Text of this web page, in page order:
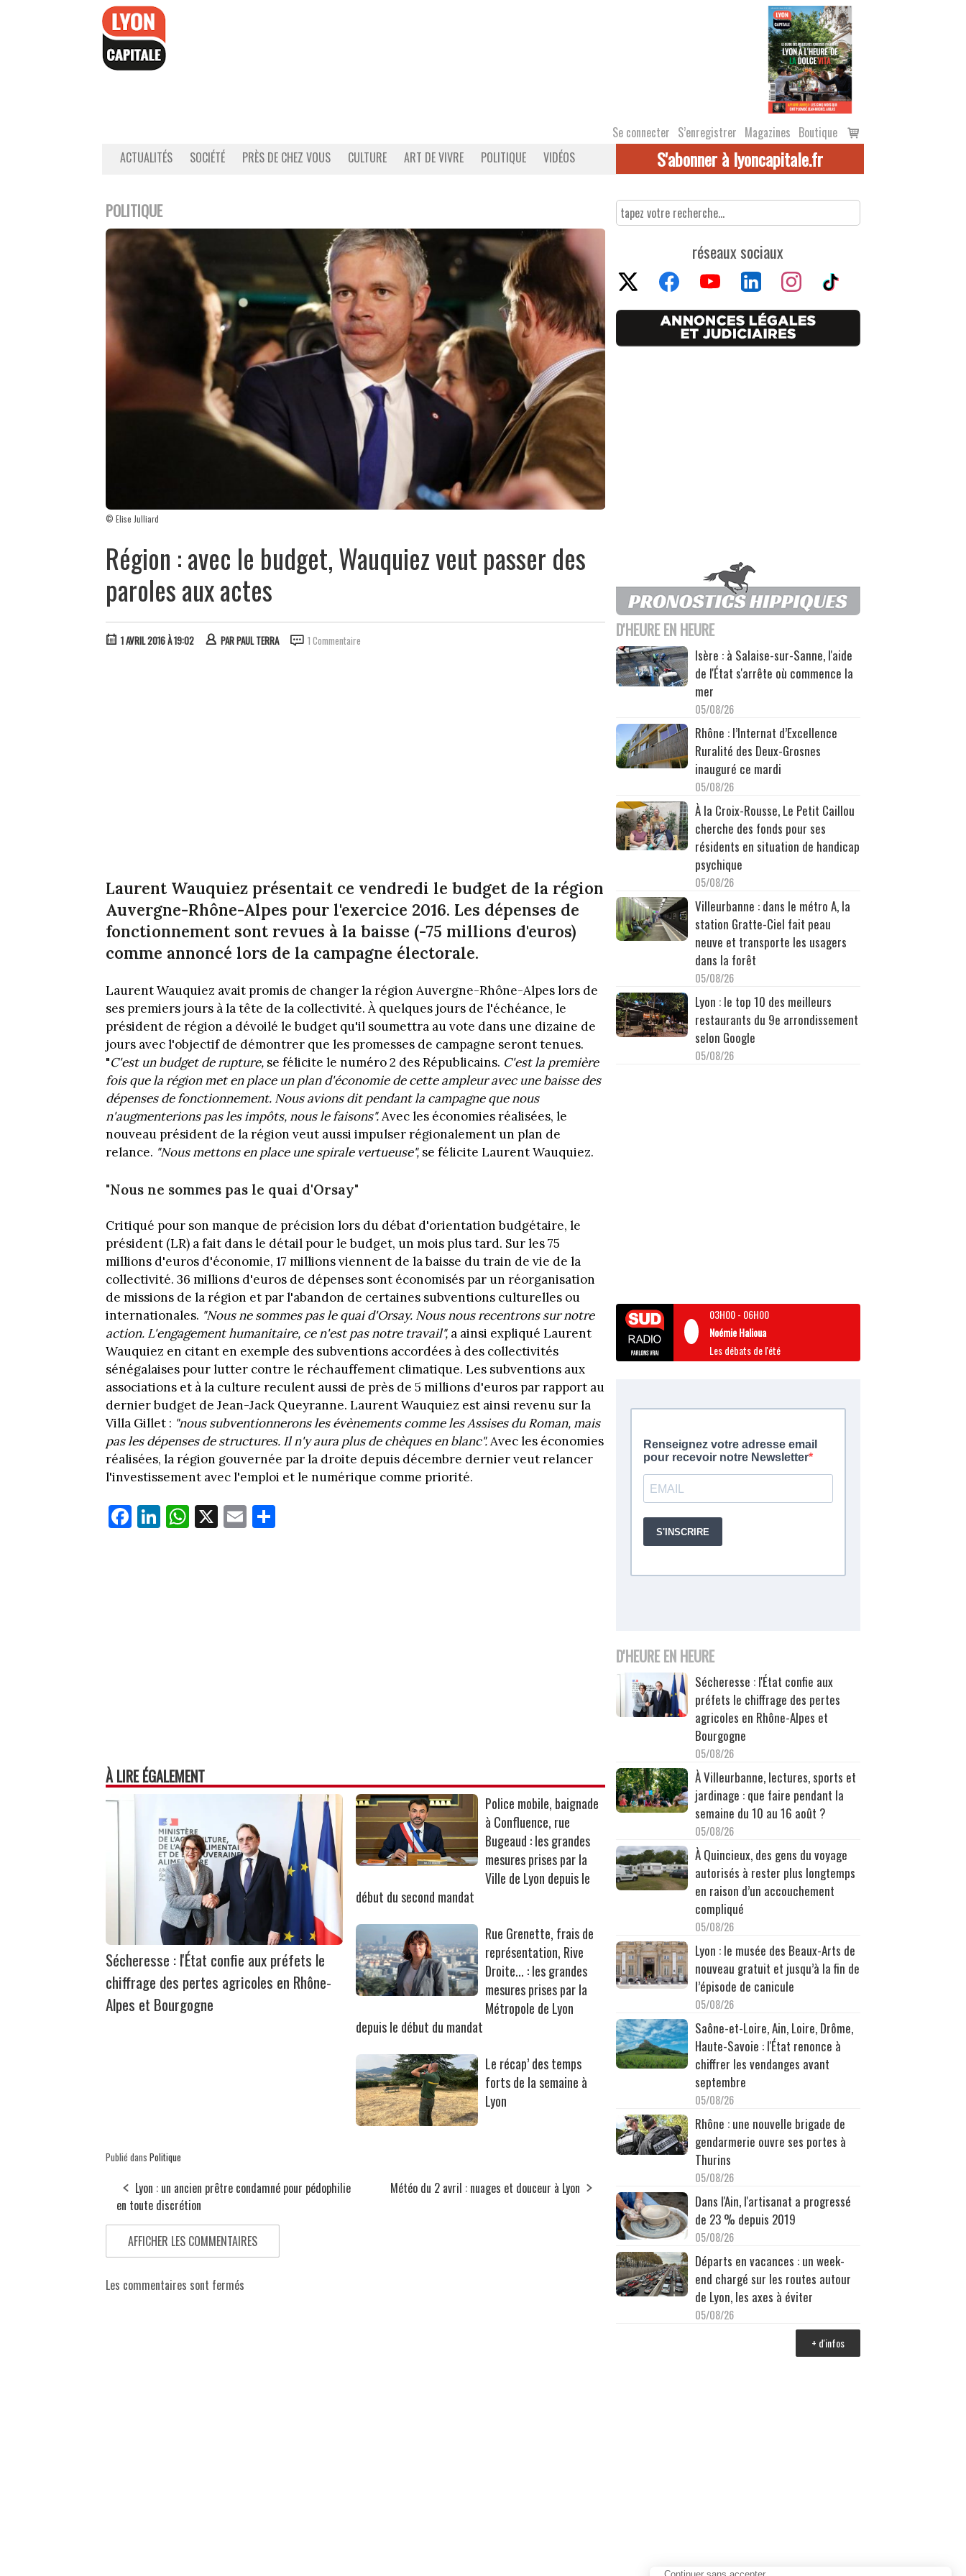
Se connecter S’enregistrer Magazines Boutique
Voir
le
ACTUALITÉS SOCIÉTÉ PRÈS DE CHEZ VOUS CULTURE ART DE VIVRE POLITIQUE VIDÉOS S'abonner à lyoncapitale.fr
POLITIQUE
© Elise Julliard
Région : avec le budget, Wauquiez veut passer des
paroles aux actes
1 AVRIL 2016 À 19:02 PARPAUL TERRA 1 Commentaire
Laurent Wauquiez présentait ce vendredi le budget de la région
Auvergne-Rhône-Alpes pour l'exercice 2016. Les dépenses de
fonctionnement sont revues à la baisse (-75 millions d'euros)
comme annoncé lors de la campagne électorale.
Laurent Wauquiez avait promis de changer la région Auvergne-Rhône-Alpes lors de
ses premiers jours à la tête de la collectivité. À quelques jours de l'échéance, le
président de région a dévoilé le budget qu'il soumettra au vote dans une dizaine de
jours avec l'objectif de démontrer que les promesses de campagne seront tenues.
"C'est un budget de rupture, se félicite le numéro 2 des Républicains. C'est la première
fois que la région met en place un plan d'économie de cette ampleur avec une baisse des
dépenses de fonctionnement. Nous avions dit pendant la campagne que nous
n'augmenterions pas les impôts, nous le faisons".Avec les économies réalisées, le
nouveau président de la région veut aussi impulser régionalement un plan de
relance. "Nous mettons en place une spirale vertueuse", se félicite Laurent Wauquiez.
"Nous ne sommes pas le quai d'Orsay"
Critiqué pour son manque de précision lors du débat d'orientation budgétaire, le
président (LR) a fait dans le détail pour le budget, un mois plus tard. Sur les 75
millions d'euros d'économie, 17 millions viennent de la baisse du train de vie de la
collectivité. 36 millions d'euros de dépenses sont économisés par un réorganisation
de missions de la région et par l'abandon de certaines subventions culturelles ou
internationales. "Nous ne sommes pas le quai d'Orsay. Nous nous recentrons sur notre
action. L'engagement humanitaire, ce n'est pas notre travail", a ainsi expliqué Laurent
Wauquiez en citant en exemple des subventions accordées à des collectivités
sénégalaises pour lutter contre le réchauffement climatique. Les subventions aux
associations et à la culture reculent aussi de près de 5 millions d'euros par rapport au
dernier budget de Jean-Jack Queyranne. Laurent Wauquiez est ainsi revenu sur la
Villa Gillet : "nous subventionnerons les évènements comme les Assises du Roman, mais
pas les dépenses de structures. Il n'y aura plus de chèques en blanc".Avec les économies
réalisées, la région gouvernée par la droite depuis décembre dernier veut relancer
l'investissement avec l'emploi et le numérique comme priorité.
Fa
ce
Li
nk
W
ha
X E
m
À LIRE ÉGALEMENT
Sécheresse : l'État confie aux préfets le
chiffrage des pertes agricoles en Rhône-
Alpes et Bourgogne
Police mobile, baignade
à Confluence, rue
Bugeaud : les grandes
mesures prises par la
Ville de Lyon depuis le
début du second mandat
Rue Grenette, frais de
représentation, Rive
Droite... : les grandes
mesures prises par la
Métropole de Lyon
depuis le début du mandat
Le récap’ des temps
forts de la semaine à
Lyon
Publié dans Politique
Lyon : un ancien prêtre condamné pour pédophilie
en toute discrétion
Météo du 2 avril : nuages et douceur à Lyon
AFFICHER LES COMMENTAIRES
Les commentaires sont fermés
réseaux sociaux
D'HEURE EN HEURE
Isère : à Salaise-sur-Sanne, l'aide
de l'État s'arrête où commence la
mer
05/08/26
Rhône : l’Internat d’Excellence
Ruralité des Deux-Grosnes
inauguré ce mardi
05/08/26
À la Croix-Rousse, Le Petit Caillou
cherche des fonds pour ses
résidents en situation de handicap
psychique
05/08/26
Villeurbanne : dans le métro A, la
station Gratte-Ciel fait peau
neuve et transporte les usagers
dans la forêt
05/08/26
Lyon : le top 10 des meilleurs
restaurants du 9e arrondissement
selon Google
05/08/26
03H00- 06H00
Noémie Halioua
Les débats de l'été
D'HEURE EN HEURE
Sécheresse : l'État confie aux
préfets le chiffrage des pertes
agricoles en Rhône-Alpes et
Bourgogne
05/08/26
À Villeurbanne, lectures, sports et
jardinage : que faire pendant la
semaine du 10 au 16 août ?
05/08/26
À Quincieux, des gens du voyage
autorisés à rester plus longtemps
en raison d’un accouchement
compliqué
05/08/26
Lyon : le musée des Beaux-Arts de
nouveau gratuit et jusqu’à la fin de
l’épisode de canicule
05/08/26
Saône-et-Loire, Ain, Loire, Drôme,
Haute-Savoie : l'État renonce à
chiffrer les vendanges avant
septembre
05/08/26
Rhône : une nouvelle brigade de
gendarmerie ouvre ses portes à
Thurins
05/08/26
Dans l'Ain, l'artisanat a progressé
de 23 % depuis 2019
05/08/26
Départs en vacances : un week-
end chargé sur les routes autour
de Lyon, les axes à éviter
05/08/26
+ d'infos